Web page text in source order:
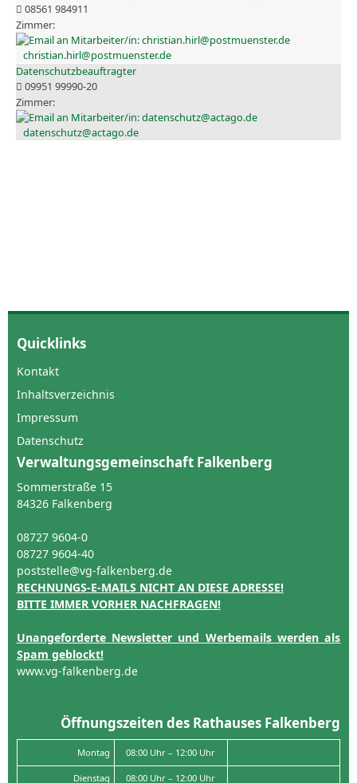
08561 984911
christian.hirl@postmuenster.de
Datenschutzbeauftragter
09951 99990-20
datenschutz@actago.de
Quicklinks
Kontakt
Inhaltsverzeichnis
Impressum
Datenschutz
Verwaltungsgemeinschaft Falkenberg
Sommerstraße 15
84326 Falkenberg
08727 9604-0
08727 9604-40
poststelle@vg-falkenberg.de
RECHNUNGS-E-MAILS NICHT AN DIESE ADRESSE!
BITTE IMMER VORHER NACHFRAGEN!
Unangeforderte Newsletter und Werbemails werden als
Spam geblockt!
www.vg-falkenberg.de
Öffnungszeiten des Rathauses Falkenberg
Montag 08:00 Uhr – 12:00 Uhr
Dienstag 08:00 Uhr – 12:00 Uhr